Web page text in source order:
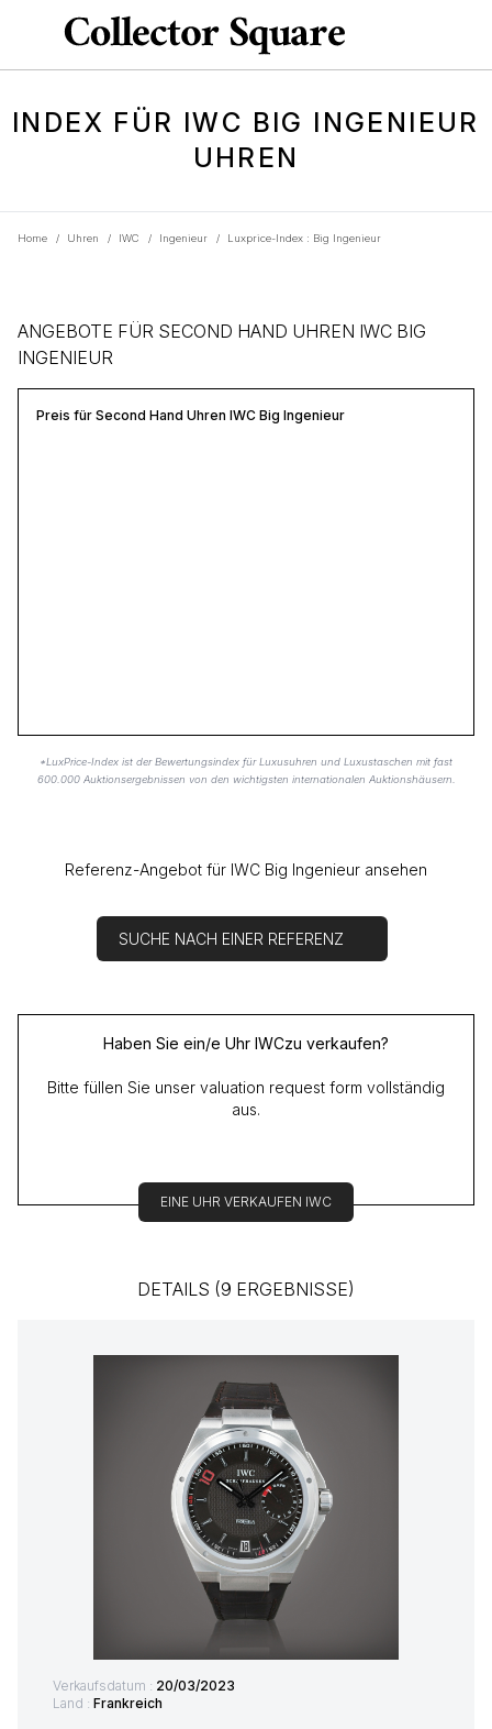
INDEX FÜR IWC BIG INGENIEUR
UHREN
Home / Uhren / IWC / Ingenieur / Luxprice-Index : Big Ingenieur
ANGEBOTE FÜR SECOND HAND UHREN IWC BIG
INGENIEUR
Preis für Second Hand Uhren IWC Big Ingenieur
*LuxPrice-Index ist der Bewertungsindex für Luxusuhren und Luxustaschen mit fast
600.000 Auktionsergebnissen von den wichtigsten internationalen Auktionshäusern.
Referenz-Angebot für IWC Big Ingenieur ansehen
SUCHE NACH EINER REFERENZ
Haben Sie ein/e Uhr IWCzu verkaufen?
Bitte füllen Sie unser valuation request form vollständig
aus.
EINE UHR VERKAUFEN IWC
DETAILS (9 ERGEBNISSE)
Verkaufsdatum : 20/03/2023
Land : Frankreich